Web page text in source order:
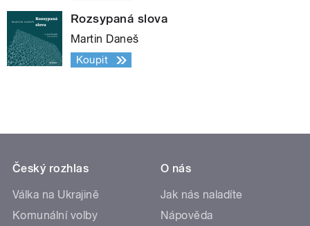
Rozsypaná slova
Martin Daneš
Koupit
Český rozhlas
Válka na Ukrajině
Komunální volby
O nás
Jak nás naladíte
Nápověda